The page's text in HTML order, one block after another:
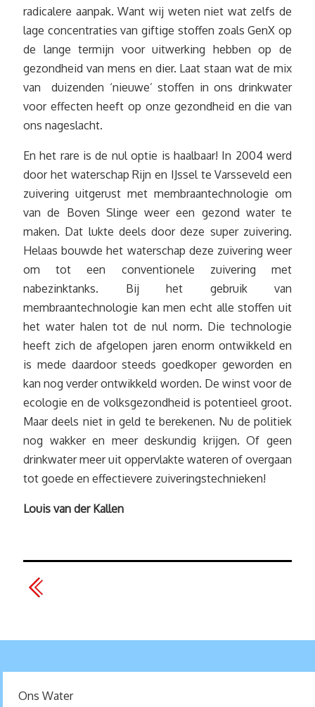
radicalere aanpak. Want wij weten niet wat zelfs de
lage concentraties van giftige stoffen zoals GenX op
de lange termijn voor uitwerking hebben op de
gezondheid van mens en dier. Laat staan wat de mix
van duizenden ‘nieuwe’ stoffen in ons drinkwater
voor effecten heeft op onze gezondheid en die van
ons nageslacht.
En het rare is de nul optie is haalbaar! In 2004 werd
door het waterschap Rijn en IJssel te Varsseveld een
zuivering uitgerust met membraantechnologie om
van de Boven Slinge weer een gezond water te
maken. Dat lukte deels door deze super zuivering.
Helaas bouwde het waterschap deze zuivering weer
om tot een conventionele zuivering met
nabezinktanks. Bij het gebruik van
membraantechnologie kan men echt alle stoffen uit
het water halen tot de nul norm. Die technologie
heeft zich de afgelopen jaren enorm ontwikkeld en
is mede daardoor steeds goedkoper geworden en
kan nog verder ontwikkeld worden. De winst voor de
ecologie en de volksgezondheid is potentieel groot.
Maar deels niet in geld te berekenen. Nu de politiek
nog wakker en meer deskundig krijgen. Of geen
drinkwater meer uit oppervlakte wateren of overgaan
tot goede en effectievere zuiveringstechnieken!
Louis van der Kallen
Ons Water